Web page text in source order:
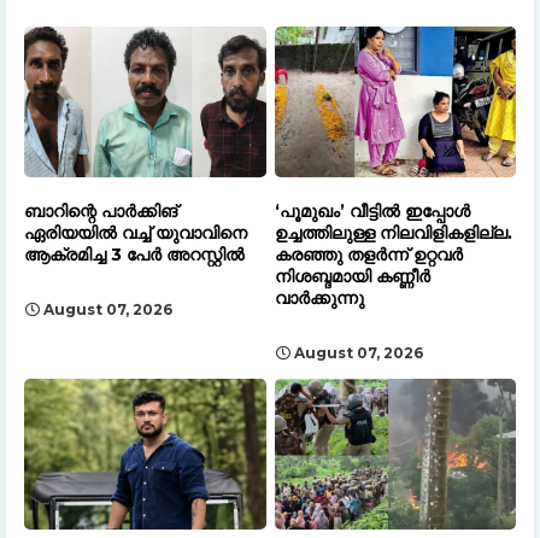
ബാറിന്റെ പാർക്കിങ്
ഏരിയയിൽ വച്ച് യുവാവിനെ
ആക്രമിച്ച 3 പേർ അറസ്റ്റിൽ
August 07, 2026
‘പൂമുഖം’ വീട്ടിൽ ഇപ്പോൾ
ഉച്ചത്തിലുള്ള നിലവിളികളില്ല.
കരഞ്ഞു തളർന്ന് ഉറ്റവർ
നിശബ്ദമായി കണ്ണീർ
വാർക്കുന്നു
August 07, 2026